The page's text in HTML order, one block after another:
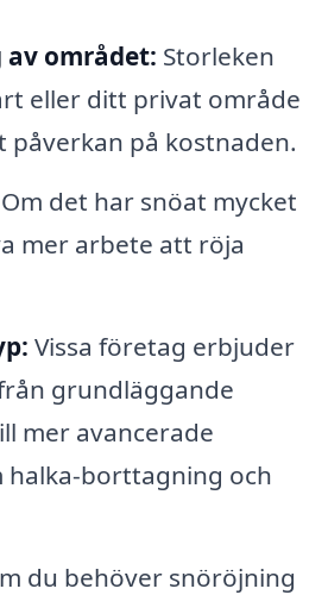
området: Storleken
eller ditt privat område
påverkan på kostnaden.
Om det har snöat mycket
mer arbete att röja
Vissa företag erbjuder
grundläggande
mer avancerade
halka-borttagning och
du behöver snöröjning